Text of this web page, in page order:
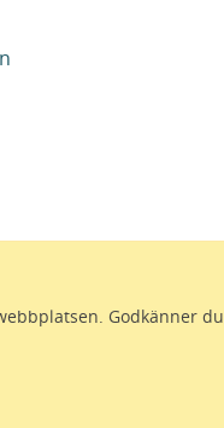
Godkänner
liv – inom